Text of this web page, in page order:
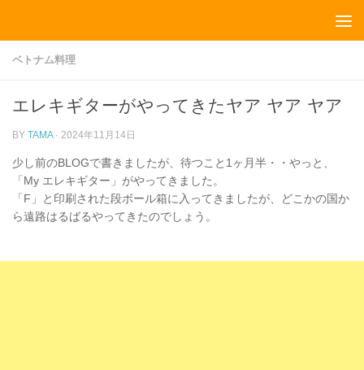
ベトナム料理
エレキギターがやってきたヤア ヤア ヤア
BY TAMA · 2024年11月14日
少し前のBLOGで書きましたが、待つこと1ヶ月半・・やっと、
「My エレキギター」がやってきました。
「F」と印刷された段ボール箱に入ってきましたが、どこかの国か
ら遠路はるばるやってきたのでしょう。